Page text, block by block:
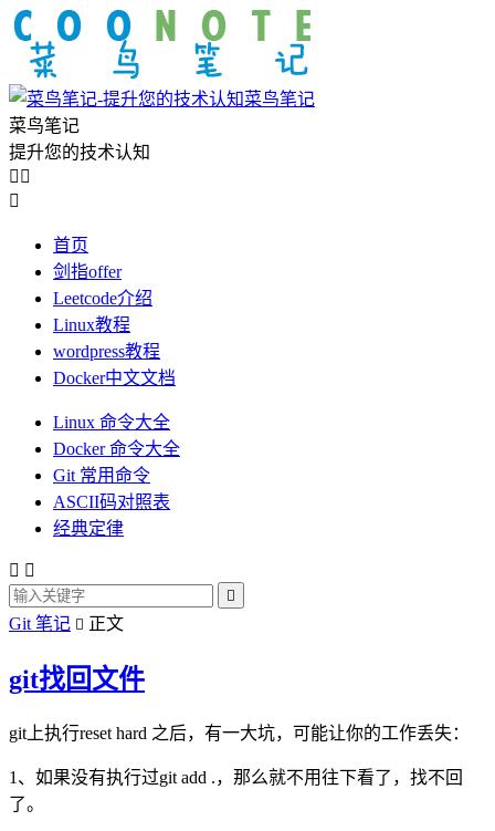
菜鸟笔记
菜鸟笔记
提升您的技术认知
 

首页
剑指offer
Leetcode介绍
Linux教程
wordpress教程
Docker中文文档
Linux 命令大全
Docker 命令大全
Git 常用命令
ASCII码对照表
经典定律
 

Git 笔记  正文
git找回文件
git上执行reset hard 之后，有一大坑，可能让你的工作丢失：
1、如果没有执行过git add .，那么就不用往下看了，找不回
了。